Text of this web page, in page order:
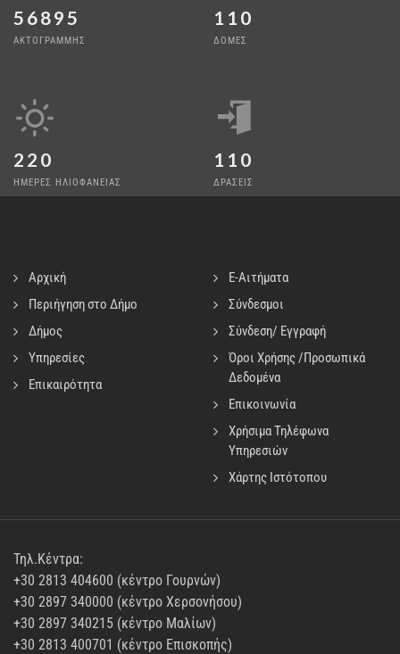
56895
ΑΚΤΟΓΡΑΜΜΗΣ
110
ΔΟΜΕΣ
220
ΗΜΕΡΕΣ ΗΛΙΟΦΑΝΕΙΑΣ
110
ΔΡΑΣΕΙΣ
Αρχική
Περιήγηση στο Δήμο
Δήμος
Υπηρεσίες
Επικαιρότητα
E-Αιτήματα
Σύνδεσμοι
Σύνδεση/ Εγγραφή
Όροι Χρήσης /Προσωπικά
Δεδομένα
Επικοινωνία
Χρήσιμα Τηλέφωνα
Υπηρεσιών
Χάρτης Ιστότοπου
Τηλ.Κέντρα:
+30 2813 404600 (κέντρο Γουρνών)
+30 2897 340000 (κέντρο Χερσονήσου)
+30 2897 340215 (κέντρο Μαλίων)
+30 2813 400701 (κέντρο Επισκοπής)